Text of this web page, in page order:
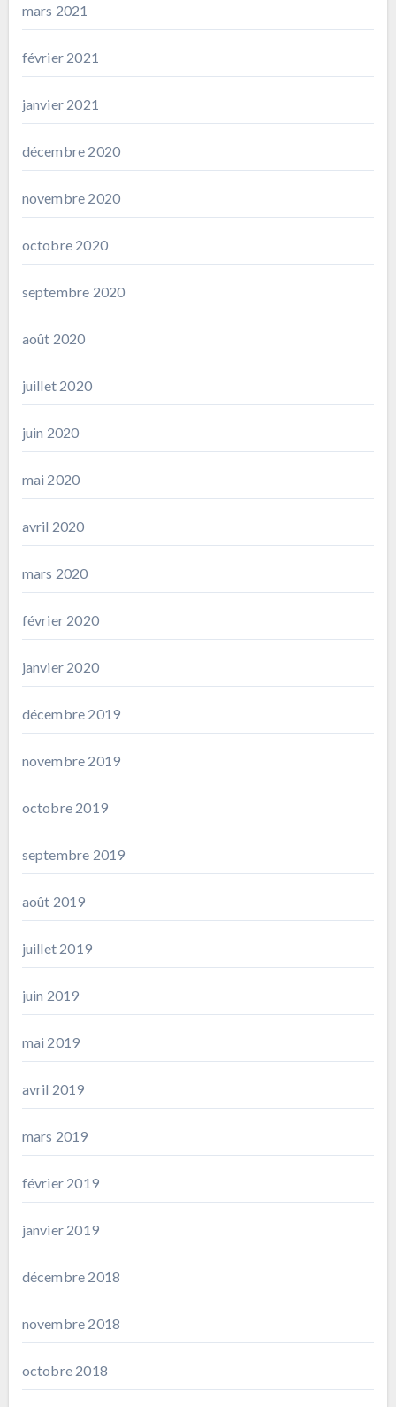
mars 2021
février 2021
janvier 2021
décembre 2020
novembre 2020
octobre 2020
septembre 2020
août 2020
juillet 2020
juin 2020
mai 2020
avril 2020
mars 2020
février 2020
janvier 2020
décembre 2019
novembre 2019
octobre 2019
septembre 2019
août 2019
juillet 2019
juin 2019
mai 2019
avril 2019
mars 2019
février 2019
janvier 2019
décembre 2018
novembre 2018
octobre 2018